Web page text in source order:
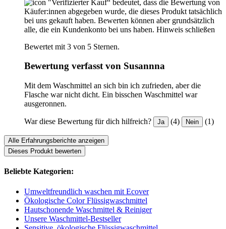
"Verifizierter Kauf“ bedeutet, dass die Bewertung von
Käufer:innen abgegeben wurde, die dieses Produkt tatsächlich
bei uns gekauft haben. Bewerten können aber grundsätzlich
alle, die ein Kundenkonto bei uns haben. Hinweis schließen
Bewertet mit 3 von 5 Sternen.
Bewertung verfasst von Susannna
Mit dem Waschmittel an sich bin ich zufrieden, aber die
Flasche war nicht dicht. Ein bisschen Waschmittel war
ausgeronnen.
War diese Bewertung für dich hilfreich? Ja (4) Nein (1)
Alle Erfahrungsberichte anzeigen
Dieses Produkt bewerten
Beliebte Kategorien:
Umweltfreundlich waschen mit Ecover
Ökologische Color Flüssigwaschmittel
Hautschonende Waschmittel & Reiniger
Unsere Waschmittel-Bestseller